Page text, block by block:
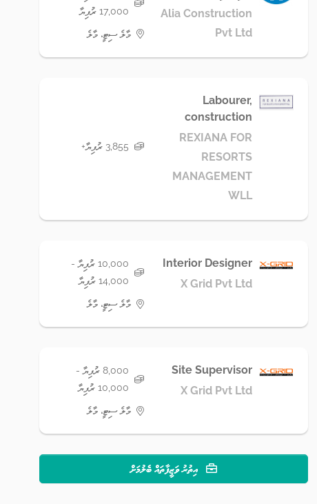
Alia Construction
Pvt Ltd
17,000 ރުފިޔާ
މާލެ ސިޓީ، މާލެ
Labourer,
construction
REXIANA FOR
RESORTS
MANAGEMENT
WLL
3,855 ރުފިޔާ+
Interior Designer
X Grid Pvt Ltd
10,000 ރުފިޔާ -
14,000 ރުފިޔާ
މާލެ ސިޓީ، މާލެ
Site Supervisor
X Grid Pvt Ltd
8,000 ރުފިޔާ -
10,000 ރުފިޔާ
މާލެ ސިޓީ، މާލެ
އިތުރު ވަޒީފާތައް ބެލުމަށް